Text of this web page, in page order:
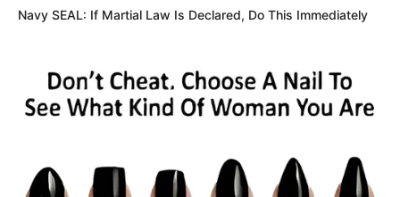
Aalisha Panwar merupakan artis yang berasal dari India. Ia
Navy SEAL: If Martial Law Is Declared, Do This Immediately